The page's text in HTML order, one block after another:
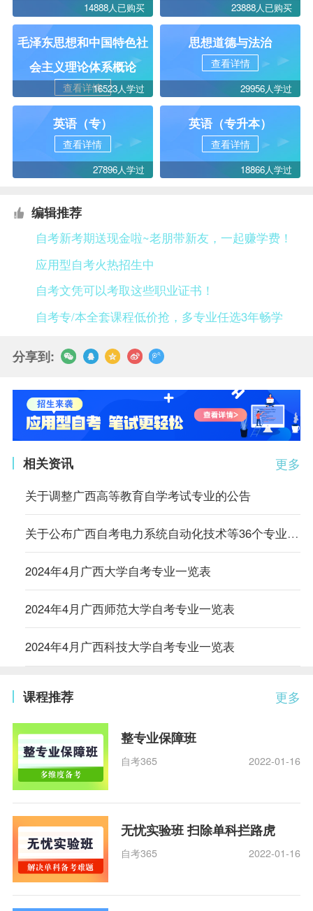
14888人已购买 23888人已购买
毛泽东思想和中国特色社
会主义理论体系概论
查看详情16523人学过
思想道德与法治
查看详情
29956人学过
英语（专）
查看详情
27896人学过
英语（专升本）
查看详情
18866人学过
编辑推荐
自考新考期送现金啦~老朋带新友，一起赚学费！
应用型自考火热招生中
自考文凭可以考取这些职业证书！
自考专/本全套课程低价抢，多专业任选3年畅学
分享到:
更多
相关资讯
关于调整广西高等教育自学考试专业的公告
关于公布广西自考电力系统自动化技术等36个专业停考方案公告
2024年4月广西大学自考专业一览表
2024年4月广西师范大学自考专业一览表
2024年4月广西科技大学自考专业一览表
更多
课程推荐
整专业保障班
自考365 2022-01-16
无忧实验班 扫除单科拦路虎
自考365 2022-01-16